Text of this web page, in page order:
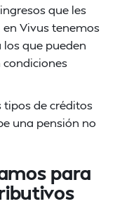
que les
en Vivus tenemos
los que pueden
condiciones
tipos de créditos
una pensión no
para